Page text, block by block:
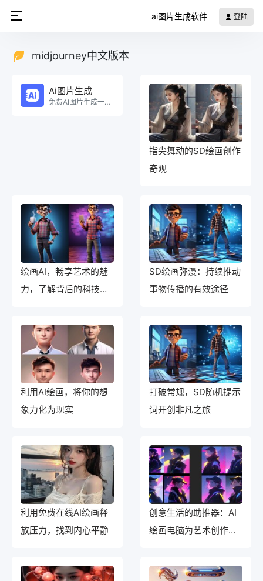
ai图片生成软件 登陆
midjourney中文版本
Ai图片生成
免费AI图片生成一键生成海报！。
指尖舞动的SD绘画创作
奇观
绘画AI，畅享艺术的魅
力，了解背后的科技黑
SD绘画弥漫：持续推动
事物传播的有效途径
利用AI绘画，将你的想
象力化为现实
打破常规，SD随机提示
词开创非凡之旅
利用免费在线AI绘画释
放压力，找到内心平静
创意生活的助推器：AI
绘画电脑为艺术创作提